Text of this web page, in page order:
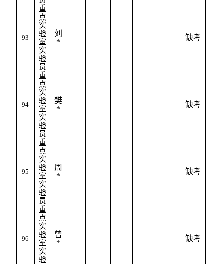
93
重
点
实
验
室
实
验
员
刘
*
缺考
94
重
点
实
验
室
实
验
员
樊
*
缺考
95
重
点
实
验
室
实
验
员
周
*
缺考
96
重
点
实
验
室
实
验
曾
*
缺考